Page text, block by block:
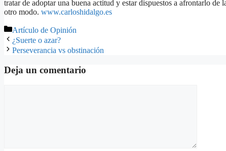
tratar de adoptar una buena actitud y estar dispuestos a afrontarlo
otro modo. www.carloshidalgo.es
Categorías
Artículo de Opinión
¿Suerte o azar?
Perseverancia vs obstinación
Deja un comentario